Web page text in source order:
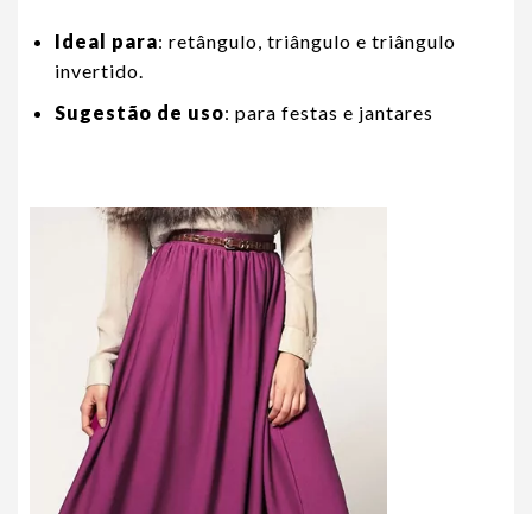
Ideal para: retângulo, triângulo e triângulo
invertido.
Sugestão de uso: para festas e jantares